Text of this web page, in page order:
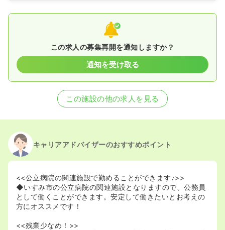
この求人の募集再開を通知しますか？
通知を受け取る
この施設の他の求人を見る
キャリアアドバイザーのおすすめポイント
<<公立病院の関連施設で勤めることができます♪>>
◆いすみ市の公立病院の関連施設となりますので、公務員
として働くことができます。安定して働きたいとお考えの
方にオススメです！
<<残業少なめ！>>